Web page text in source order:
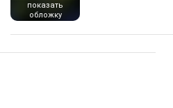
показать
обложку